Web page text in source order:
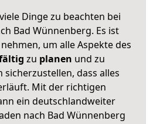
Dinge zu beachten bei
Bad Wünnenberg. Es ist
um alle Aspekte des
zu planen und zu
sicherzustellen, dass alles
Mit der richtigen
ein deutschlandweiter
nach Bad Wünnenberg